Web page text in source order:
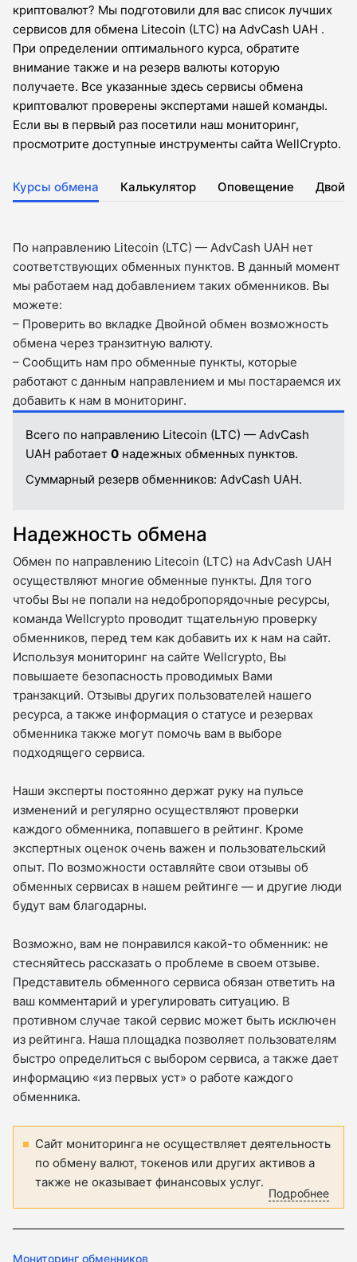
криптовалют? Мы подготовили для вас список лучших
сервисов для обмена Litecoin (LTC) на AdvCash UAH .
При определении оптимального курса, обратите
внимание также и на резерв валюты которую
получаете. Все указанные здесь сервисы обмена
криптовалют проверены экспертами нашей команды.
Если вы в первый раз посетили наш мониторинг,
просмотрите доступные инструменты сайта WellCrypto.
Курсы обмена Калькулятор Оповещение
По направлению Litecoin (LTC) — AdvCash UAH нет
соответствующих обменных пунктов. В данный момент
мы работаем над добавлением таких обменников. Вы
можете:
– Проверить во вкладкe Двойной обмен возможность
обмена через транзитную валюту.
– Сообщить нам про обменные пункты, которые
работают с данным направлением и мы постараемся их
добавить к нам в мониторинг.
Всего по направлению Litecoin (LTC) — AdvCash
UAH работает 0 надежных обменных пунктов.
Суммарный резерв обменников: AdvCash UAH.
Надежность обмена
Обмен по направлению Litecoin (LTC) на AdvCash UAH
осуществляют многие обменные пункты. Для того
чтобы Вы не попали на недобропорядочные ресурсы,
команда Wellcrypto проводит тщательную проверку
обменников, перед тем как добавить их к нам на сайт.
Используя мониторинг на сайте Wellcrypto, Вы
повышаете безопасность проводимых Вами
транзакций. Отзывы других пользователей нашего
ресурса, а также информация о статусе и резервах
обменника также могут помочь вам в выборе
подходящего сервиса.
Наши эксперты постоянно держат руку на пульсе
изменений и регулярно осуществляют проверки
каждого обменника, попавшего в рейтинг. Кроме
экспертных оценок очень важен и пользовательский
опыт. По возможности оставляйте свои отзывы об
обменных сервисах в нашем рейтинге — и другие люди
будут вам благодарны.
Возможно, вам не понравился какой-то обменник: не
стесняйтесь рассказать о проблеме в своем отзыве.
Представитель обменного сервиса обязан ответить на
ваш комментарий и урегулировать ситуацию. В
противном случае такой сервис может быть исключен
из рейтинга. Наша площадка позволяет пользователям
быстро определиться с выбором сервиса, а также дает
информацию «из первых уст» о работе каждого
обменника.
Сайт мониторинга не осуществляет деятельность
по обмену валют, токенов или других активов а
также не оказывает финансовых услуг.
Подробнее
Мониторинг обменников